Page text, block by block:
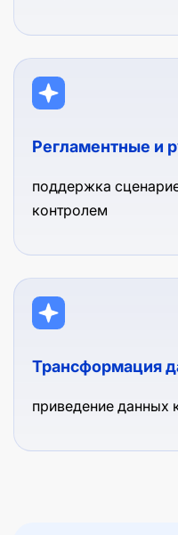
Регламентные и
поддержка
контролем
Трансформация
приведение данных